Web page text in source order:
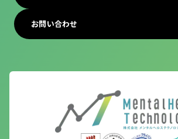
お問い合わせ